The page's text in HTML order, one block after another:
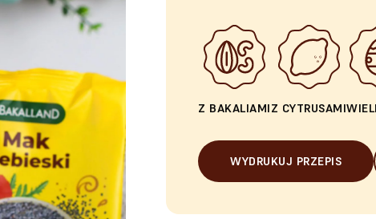
Z BAKALIAMIZ CYTRUSAMI
WYDRUKUJ PRZEPIS